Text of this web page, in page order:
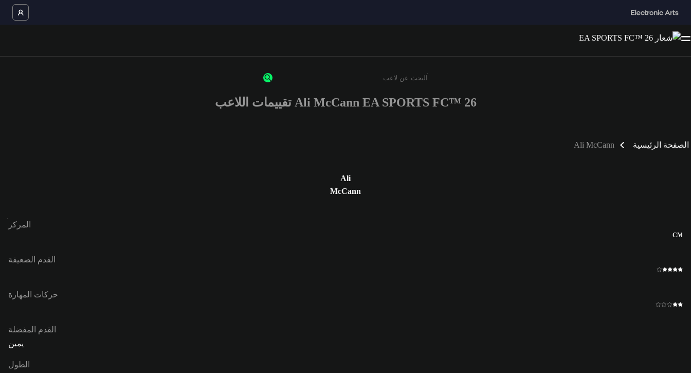
أدخل 3 أحرف أو أرقام على الأقل
Ali McCann EA SPORTS FC™ 26 تقييمات اللاعب
الصفحة الرئيسية Ali McCann
Ali
McCann
المركز
CM
القدم الضعيفة
حركات المهارة
القدم المفضلة
يمين
الطول